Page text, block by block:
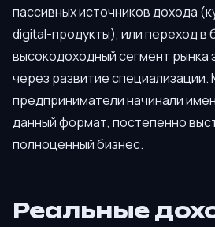
пассивных источников дохода
digital-продукты), или переход в
высокодоходный сегмент рынка
через развитие
предприниматели начинали
данный формат, постепенно
полноценный бизнес.
Реальные